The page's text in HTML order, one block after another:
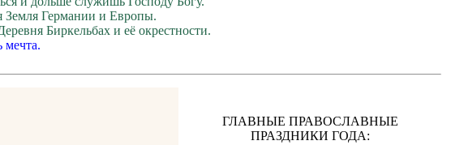
Земля Германии и Европы.
Биркельбах и её окрестности.
мечта.
ГЛАВНЫЕ ПРАВОСЛАВНЫЕ
ПРАЗДНИКИ ГОДА: